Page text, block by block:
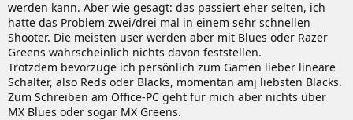
werden kann. Aber wie gesagt: das passiert eher selten, ich
hatte das Problem zwei/drei mal in einem sehr schnellen
Shooter. Die meisten user werden aber mit Blues oder Razer
Greens wahrscheinlich nichts davon feststellen.
Trotzdem bevorzuge ich persönlich zum Gamen lieber lineare
Schalter, also Reds oder Blacks, momentan amj liebsten Blacks.
Zum Schreiben am Office-PC geht für mich aber nichts über
MX Blues oder sogar MX Greens.